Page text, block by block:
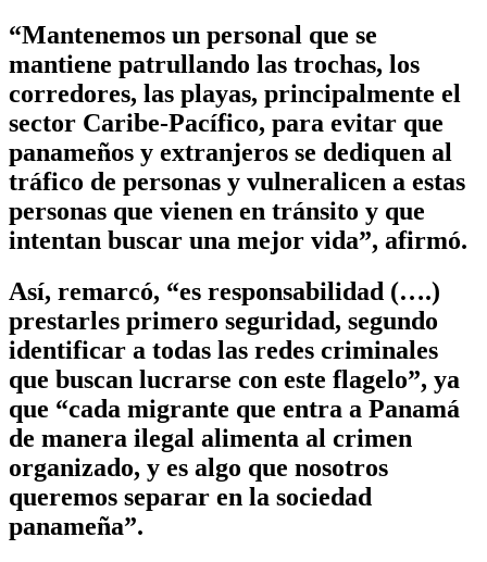
“Mantenemos un personal que se
mantiene patrullando las trochas, los
corredores, las playas, principalmente el
sector Caribe-Pacífico, para evitar que
panameños y extranjeros se dediquen al
tráfico de personas y vulneralicen a estas
personas que vienen en tránsito y que
intentan buscar una mejor vida”, afirmó.
Así, remarcó, “es responsabilidad (….)
prestarles primero seguridad, segundo
identificar a todas las redes criminales
que buscan lucrarse con este flagelo”, ya
que “cada migrante que entra a Panamá
de manera ilegal alimenta al crimen
organizado, y es algo que nosotros
queremos separar en la sociedad
panameña”.